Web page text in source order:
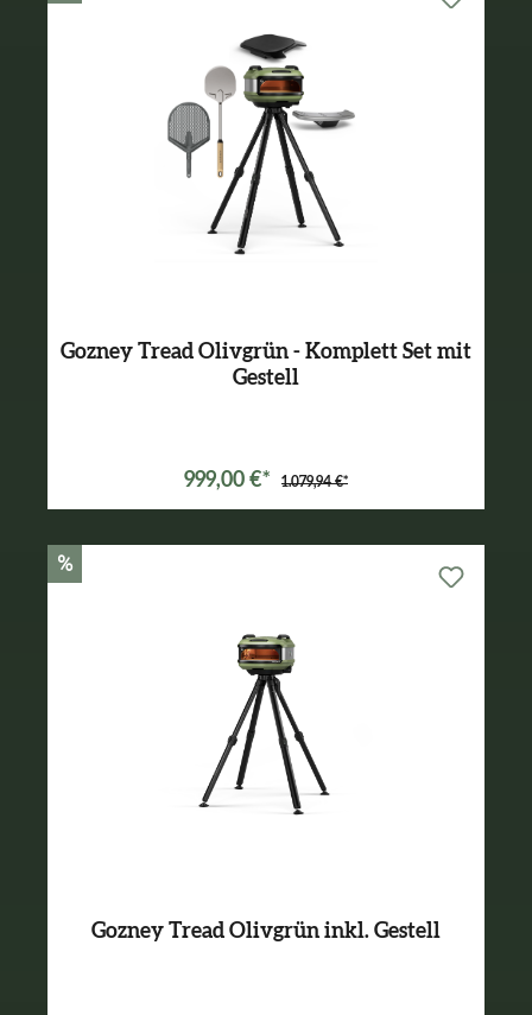
Gozney Tread Olivgrün - Komplett Set mit
Gestell
999,00 €* 1.079,94 €*
%
Gozney Tread Olivgrün inkl. Gestell